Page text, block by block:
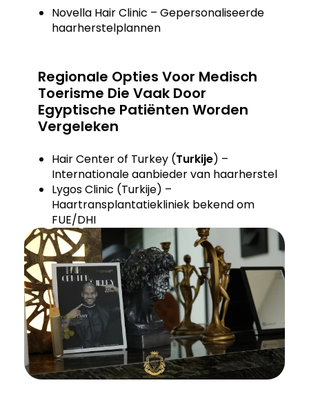
Novella Hair Clinic – Gepersonaliseerde
haarherstelplannen
Regionale Opties Voor Medisch
Toerisme Die Vaak Door
Egyptische Patiënten Worden
Vergeleken
Hair Center of Turkey (Turkije) –
Internationale aanbieder van haarherstel
Lygos Clinic (Turkije) –
Haartransplantatiekliniek bekend om
FUE/DHI